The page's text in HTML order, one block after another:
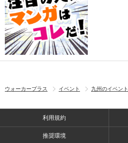
ウォーカープラス イベント 九州のイベント
利用規約
推奨環境